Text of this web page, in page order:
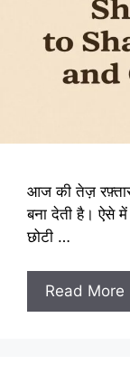
आज की तेज़ रफ़्तार
बना देती है। ऐसे
छोटी …
Read More